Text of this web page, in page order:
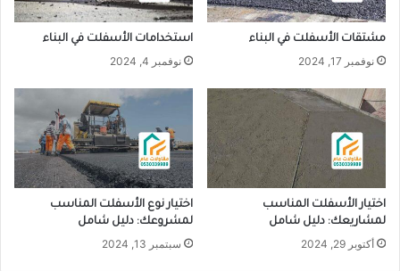
مشتقات الأسفلت في البناء
نوفمبر 17, 2024
استخدامات الأسفلت في البناء
نوفمبر 4, 2024
اختيار الأسفلت المناسب
لمشاريعك: دليل شامل
أكتوبر 29, 2024
اختيار نوع الأسفلت المناسب
لمشروعك: دليل شامل
سبتمبر 13, 2024